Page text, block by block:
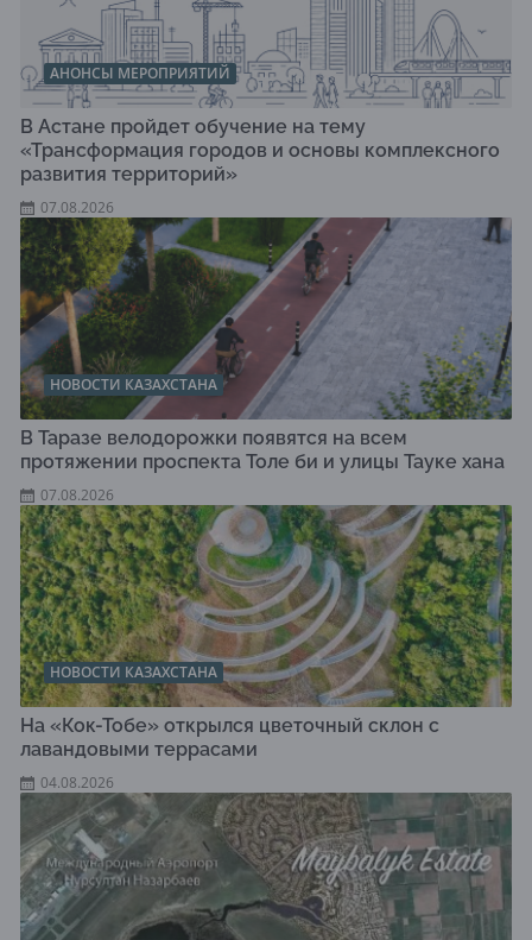
АНОНСЫ МЕРОПРИЯТИЙ
В Астане пройдет обучение на тему
«Трансформация городов и основы комплексного
развития территорий»
07.08.2026
НОВОСТИ КАЗАХСТАНА
В Таразе велодорожки появятся на всем
протяжении проспекта Толе би и улицы Тауке хана
07.08.2026
НОВОСТИ КАЗАХСТАНА
На «Кок-Тобе» открылся цветочный склон с
лавандовыми террасами
04.08.2026